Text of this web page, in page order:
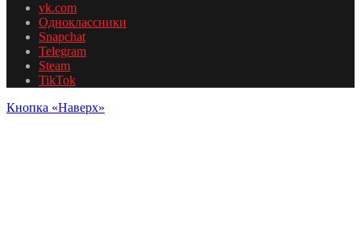
vk.com
Одноклассники
Snapchat
Telegram
Steam
TikTok
Кнопка «Наверх»